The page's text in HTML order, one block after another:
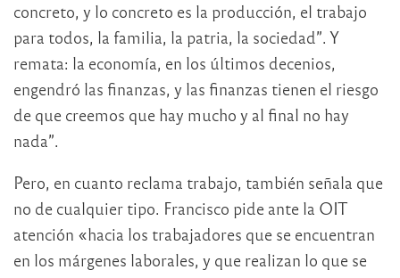
concreto, y lo concreto es la producción, el trabajo
para todos, la familia, la patria, la sociedad”. Y
remata: la economía, en los últimos decenios,
engendró las finanzas, y las finanzas tienen el riesgo
de que creemos que hay mucho y al final no hay
nada”.
Pero, en cuanto reclama trabajo, también señala que
no de cualquier tipo. Francisco pide ante la OIT
atención «hacia los trabajadores que se encuentran
en los márgenes laborales, y que realizan lo que se